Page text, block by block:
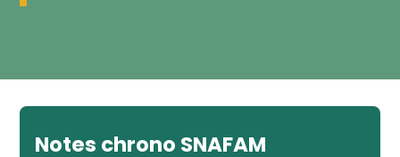
Notes chrono SNAFAM